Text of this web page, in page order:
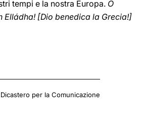
tempi e la nostra Europa. O
Elládha! [Dio benedica la Grecia!]
per la Comunicazione